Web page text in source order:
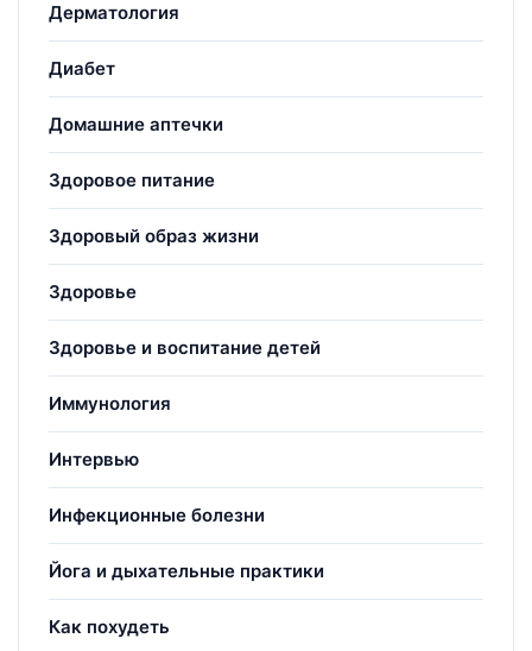
Дерматология
Диабет
Домашние аптечки
Здоровое питание
Здоровый образ жизни
Здоровье
Здоровье и воспитание детей
Иммунология
Интервью
Инфекционные болезни
Йога и дыхательные практики
Как похудеть